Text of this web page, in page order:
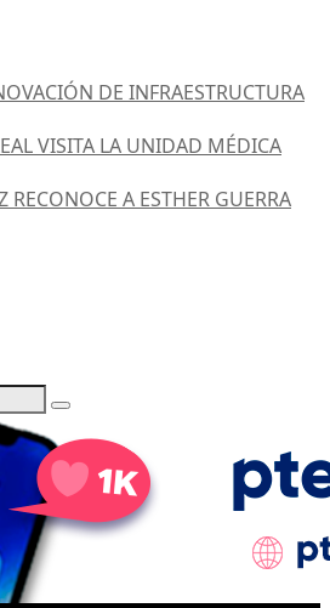
DE INFRAESTRUCTURA
VISITA LA UNIDAD MÉDICA
RECONOCE A ESTHER GUERRA